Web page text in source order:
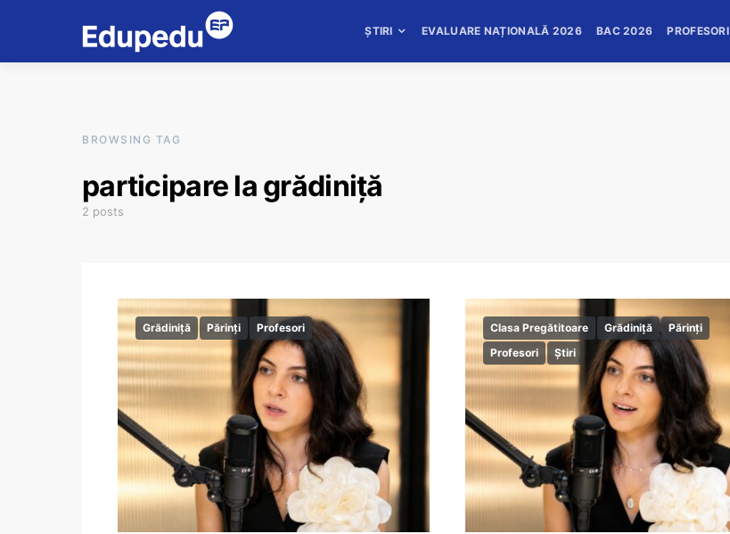
ȘTIRI EVALUARE NAȚIONALĂ 2026 BAC 2026 PROFESORI
BROWSING TAG
participare la grădiniță
2 posts
Grădiniță Părinți Profesori Clasa Pregătitoare Grădiniță
Părinți
Profesori
Știri